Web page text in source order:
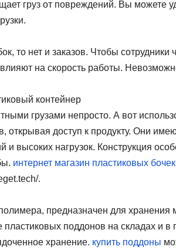
груз от повреждений. Вы можете
то нет и заказов. Чтобы
на скорость работы.
контейнер
грузами непросто. А вот
открывая доступ к продукту. Они
и высоких нагрузок. Конструкция
интернет магазин пластиковых бочек
.
предназначен для
поддонов на складах и в
хранение. купить поддоны